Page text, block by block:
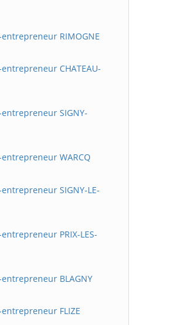
RIMOGNE
CHATEAU-
SIGNY-
WARCQ
SIGNY-LE-
PRIX-LES-
BLAGNY
FLIZE